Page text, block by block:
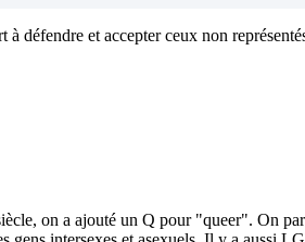
défendre et accepter ceux non
on a ajouté un Q pour "queer". On